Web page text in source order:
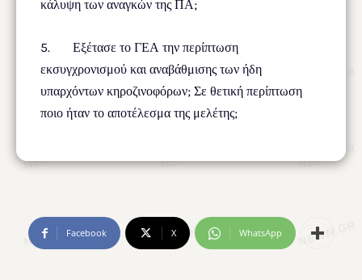
κάλυψη των αναγκών της ΠΑ;
5. Εξέτασε το ΓΕΑ την περίπτωση
εκσυγχρονισμού και αναβάθμισης των ήδη
υπαρχόντων κηροζινοφόρων; Σε θετική περίπτωση
ποιο ήταν το αποτέλεσμα της μελέτης;
Facebook X WhatsApp